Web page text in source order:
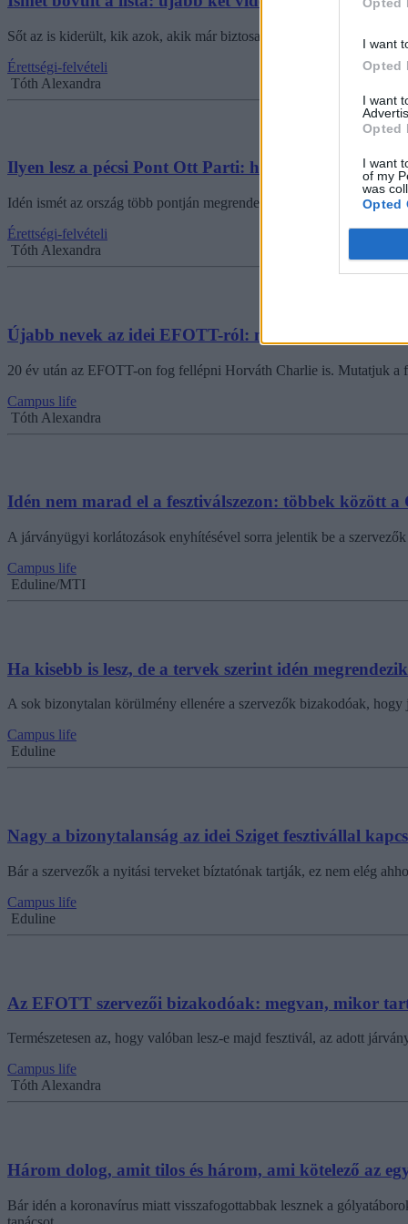
I want
Opted
I want
Opted
I want
of my
was
Opted
Sőt az is kiderült, kik azok, akik már biztosan fellépnek a fővárosi
Érettségi-felvételi
Tóth Alexandra
Ilyen lesz a pécsi Pont Ott Parti: helyszín és
Idén ismét az ország több pontján megrendezik a ponthatárváró
Érettségi-felvételi
Tóth Alexandra
Újabb nevek az idei EFOTT-ról: majdnem teljes a
20 év után az EFOTT-on fog fellépni Horváth Charlie is. Mutatjuk a
Campus life
Tóth Alexandra
Idén nem marad el a fesztiválszezon: többek között
A járványügyi korlátozások enyhítésével sorra jelentik be a
Campus life
Eduline/MTI
Ha kisebb is lesz, de a tervek szerint idén
A sok bizonytalan körülmény ellenére a szervezők bizakodóak,
Campus life
Eduline
Nagy a bizonytalanság az idei Sziget fesztivállal
Bár a szervezők a nyitási terveket bíztatónak tartják, ez nem elég
Campus life
Eduline
Az EFOTT szervezői bizakodóak: megvan, mikor
Természetesen az, hogy valóban lesz-e majd fesztivál, az adott
Campus life
Tóth Alexandra
Három dolog, amit tilos és három, ami kötelező az
Bár idén a koronavírus miatt visszafogottabbak lesznek a